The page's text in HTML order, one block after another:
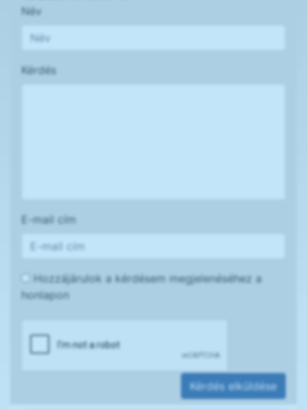
Név
Kérdés
E-mail cím
Hozzájárulok a kérdésem megjelenéséhez a
honlapon
Kérdés elküldése